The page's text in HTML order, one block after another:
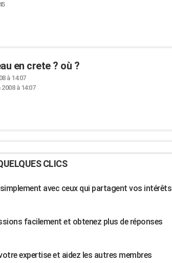
en crete ? où ?
à 14:07
2008 à 14:07
CLICS
avec ceux qui partagent vos intérêts
facilement et obtenez plus de réponses
expertise et aidez les autres membres